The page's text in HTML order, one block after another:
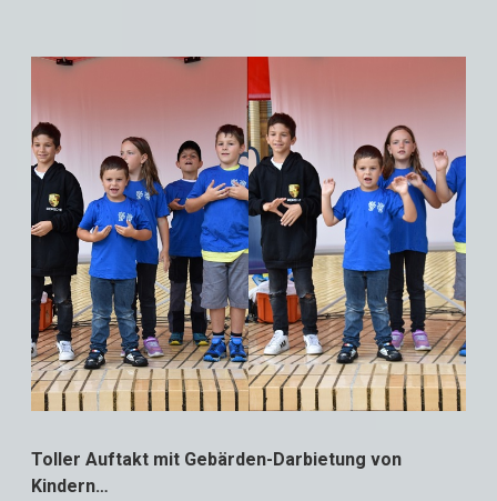
Toller Auftakt mit Gebärden-Darbietung von
Kindern…